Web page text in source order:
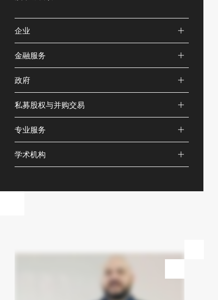
企业
金融服务
政府
私募股权与并购交易
专业服务
学术机构